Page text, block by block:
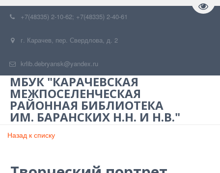
+7(48335) 2-10-62; +7(48335) 2-40-61
г. Карачев, пер. Свердлова, д. 2
krlib.debryansk@yandex.ru
МБУК "КАРАЧЕВСКАЯ
МЕЖПОСЕЛЕНЧЕСКАЯ
РАЙОННАЯ БИБЛИОТЕКА
ИМ. БАРАНСКИХ Н.Н. И Н.В."
Назад к списку